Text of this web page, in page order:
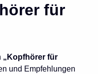
für
„Kopfhörer für
und Empfehlungen